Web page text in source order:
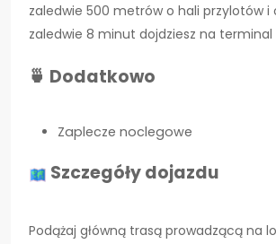
zaledwie 500 metrów o hali przylotów i
zaledwie 8 minut dojdziesz na terminal
🍵 Dodatkowo
Zaplecze noclegowe
Szczegóły dojazdu
Podążaj główną trasą prowadzącą na